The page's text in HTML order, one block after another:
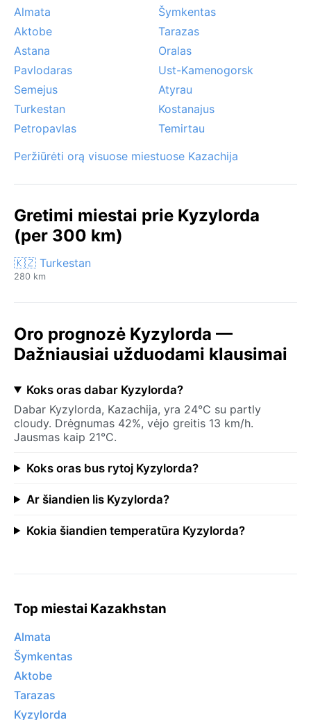
Almata
Šymkentas
Aktobe
Tarazas
Astana
Oralas
Pavlodaras
Ust-Kamenogorsk
Semejus
Atyrau
Turkestan
Kostanajus
Petropavlas
Temirtau
Peržiūrėti orą visuose miestuose Kazachija
Gretimi miestai prie Kyzylorda
(per 300 km)
🇰🇿 Turkestan
280 km
Oro prognozė Kyzylorda —
Dažniausiai užduodami klausimai
Koks oras dabar Kyzylorda?
Dabar Kyzylorda, Kazachija, yra 24°C su partly
cloudy. Drėgnumas 42%, vėjo greitis 13 km/h.
Jausmas kaip 21°C.
Koks oras bus rytoj Kyzylorda?
Ar šiandien lis Kyzylorda?
Kokia šiandien temperatūra Kyzylorda?
Top miestai Kazakhstan
Almata
Šymkentas
Aktobe
Tarazas
Kyzylorda